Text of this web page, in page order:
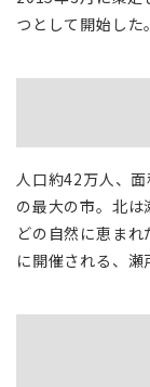
つとして開始した。
人口約42万人、
の最大の市。北
どの自然に恵ま
に開催される、瀬